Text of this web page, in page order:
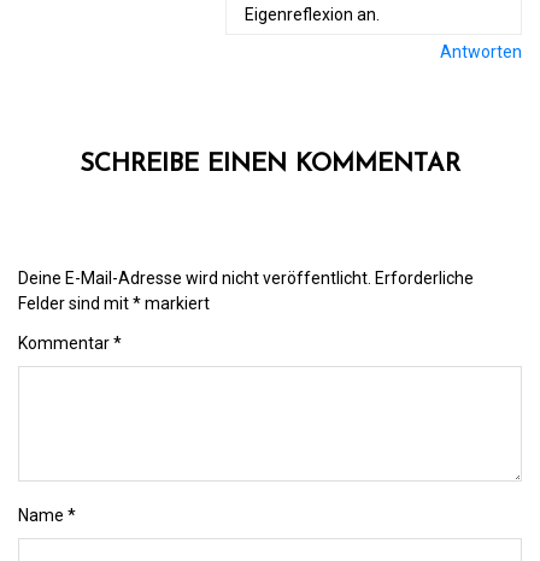
Eigenreflexion an.
Antworten
SCHREIBE EINEN KOMMENTAR
Deine E-Mail-Adresse wird nicht veröffentlicht. Erforderliche
Felder sind mit*markiert
Kommentar*
Name *